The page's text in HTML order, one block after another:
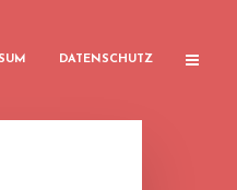
DATENSCHUTZ